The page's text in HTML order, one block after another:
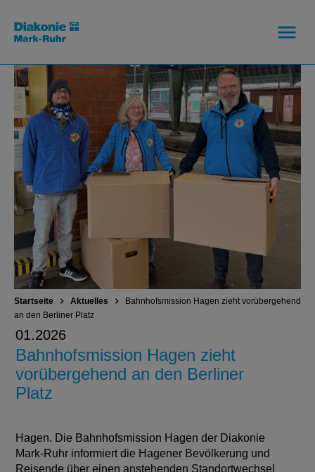
Startseite Aktuelles
Bahnhofsmission Hagen zieht vorübergehend
an den Berliner Platz
01.2026
Bahnhofsmission Hagen zieht
vorübergehend an den Berliner
Platz
Hagen. Die Bahnhofsmission Hagen der Diakonie
Mark-Ruhr informiert die Hagener Bevölkerung und
Reisende über einen anstehenden Standortwechsel